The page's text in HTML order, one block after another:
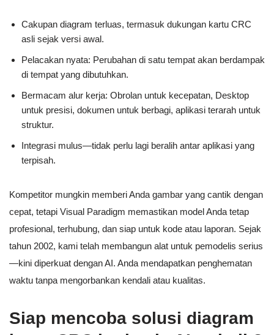
Cakupan diagram terluas, termasuk dukungan kartu CRC
asli sejak versi awal.
Pelacakan nyata: Perubahan di satu tempat akan berdampak
di tempat yang dibutuhkan.
Bermacam alur kerja: Obrolan untuk kecepatan, Desktop
untuk presisi, dokumen untuk berbagi, aplikasi terarah untuk
struktur.
Integrasi mulus—tidak perlu lagi beralih antar aplikasi yang
terpisah.
Kompetitor mungkin memberi Anda gambar yang cantik dengan
cepat, tetapi Visual Paradigm memastikan model Anda tetap
profesional, terhubung, dan siap untuk kode atau laporan. Sejak
tahun 2002, kami telah membangun alat untuk pemodelis serius
—kini diperkuat dengan AI. Anda mendapatkan penghematan
waktu tanpa mengorbankan kendali atau kualitas.
Siap mencoba solusi diagram